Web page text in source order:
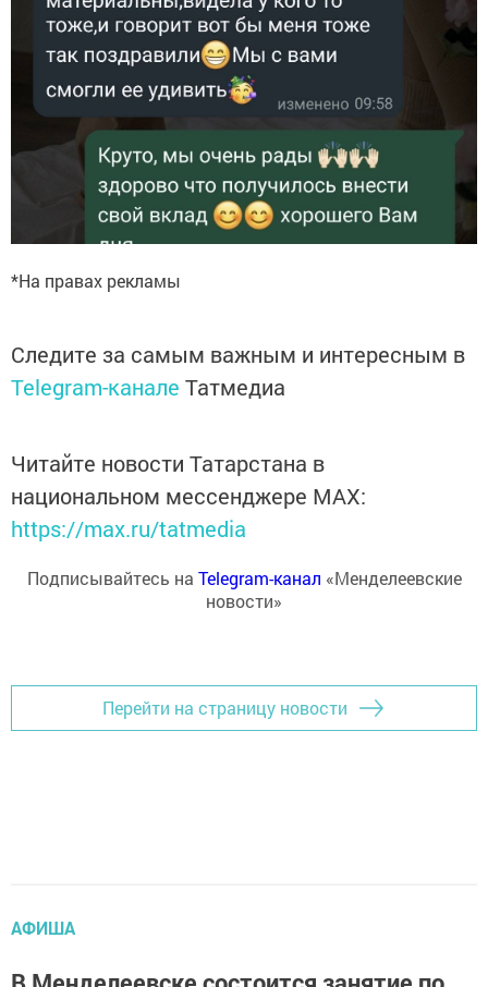
*На правах рекламы
Следите за самым важным и интересным в
Telegram-канале Татмедиа
Читайте новости Татарстана в
национальном мессенджере MАХ:
https://max.ru/tatmedia
Подписывайтесь на Telegram-канал «Менделеевские
новости»
Перейти на страницу новости
АФИША